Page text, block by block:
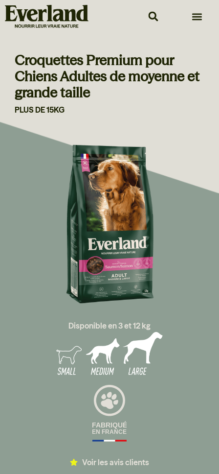
Croquettes Premium pour
Chiens Adultes de moyenne et
grande taille
PLUS DE 15KG
Disponible en 3 et 12 kg
Voir les avis clients